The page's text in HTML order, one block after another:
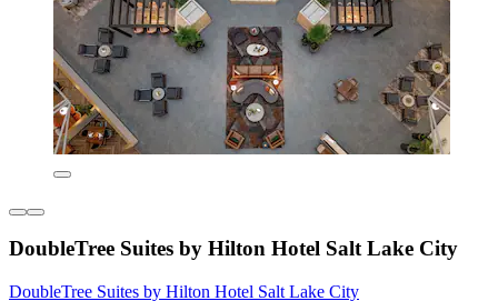
DoubleTree Suites by Hilton Hotel Salt Lake City
DoubleTree Suites by Hilton Hotel Salt Lake City